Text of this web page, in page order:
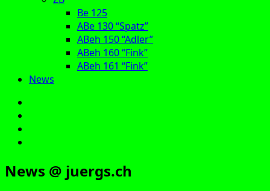
Be 125
ABe 130 “Spatz”
ABeh 150 “Adler”
ABeh 160 “Fink”
ABeh 161 “Fink”
News
News @ juergs.ch